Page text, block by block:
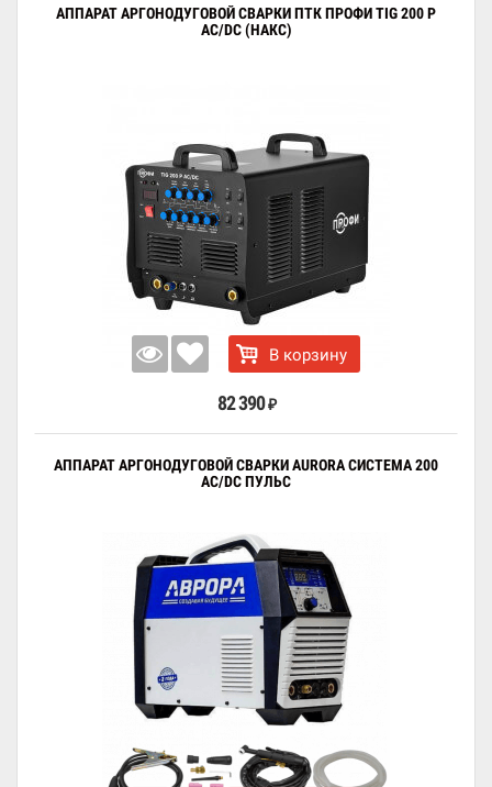
АППАРАТ АРГОНОДУГОВОЙ СВАРКИ ПТК ПРОФИ TIG 200 P
AC/DC (НАКС)
В корзину
82 390 ₽
АППАРАТ АРГОНОДУГОВОЙ СВАРКИ AURORA СИСТЕМА 200
AC/DC ПУЛЬС